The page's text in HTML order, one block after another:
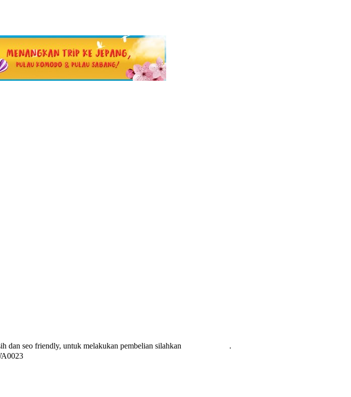
dan seo friendly, untuk melakukan pembelian silahkan
.